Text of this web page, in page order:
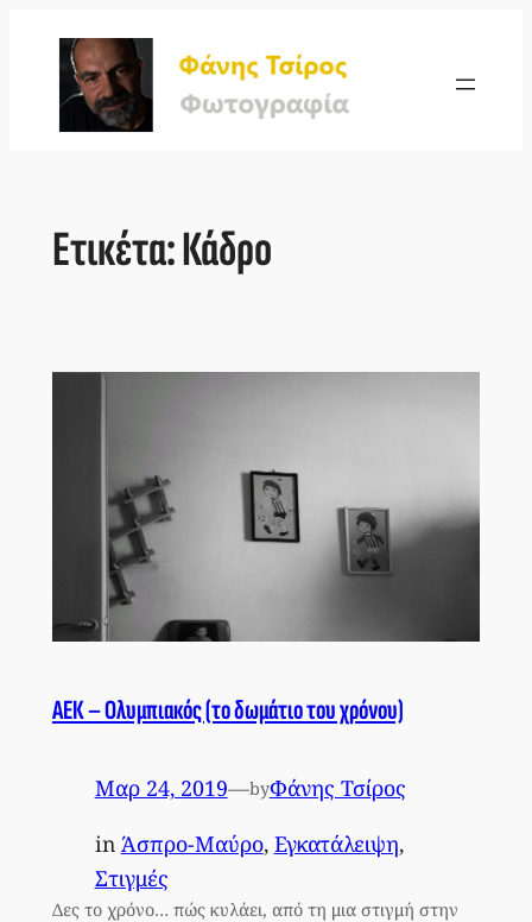
περιεχόμενο
Ετικέτα:Κάδρο
ΑΕΚ – Ολυμπιακός (το δωμάτιο του χρόνου)
Μαρ 24, 2019—byΦάνης Τσίρος
in Άσπρο-Μαύρο, Εγκατάλειψη,
Στιγμές
Δες το χρόνο… πώς κυλάει, από τη μια στιγμή στην